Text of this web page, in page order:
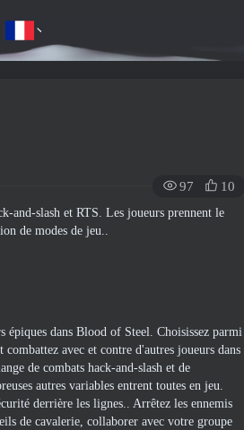
97 10
and-slash et RTS. Les joueurs prennent le
de modes de jeu..
épiques dans Blood of Steel. Choisissez parmi
avec et contre d'autres joueurs dans
de combats hack-and-slash et de
autres variables entrent toutes en jeu.
derrière les lignes.. Arrêtez les ennemis
de cavalerie, collaborer avec votre groupe